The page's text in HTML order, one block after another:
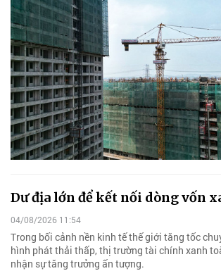
Dư địa lớn để kết nối dòng vốn
04/08/2026 11:54
Trong bối cảnh nền kinh tế thế giới tăng tốc
hình phát thải thấp, thị trường tài chính xanh
nhận sự tăng trưởng ấn tượng.